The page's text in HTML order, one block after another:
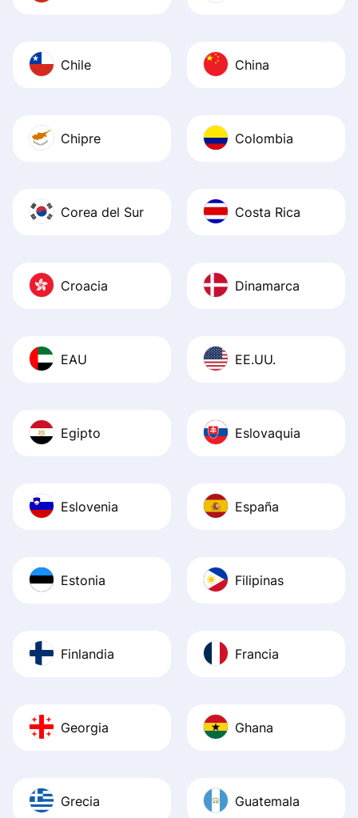
Chile China
Chipre Colombia
Corea del Sur Costa Rica
Croacia Dinamarca
EAU EE.UU.
Egipto Eslovaquia
Eslovenia España
Estonia Filipinas
Finlandia Francia
Georgia Ghana
Grecia Guatemala